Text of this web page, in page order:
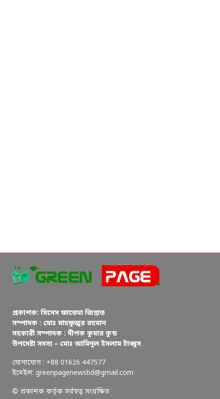
প্রকাশক: মিসেস ফাতেমা জিন্নাত
সম্পাদক : মোঃ মাহফুজুর রহমান
সহকারী সম্পাদক : দীপক কুমার কুন্ড
উপদেষ্টা সদস্য – মোঃ আমিনুল ইসলাম টাব্বুস
যোগাযোগ : +88 01626 447577
ইমেইল: greenpagenewsbd@gmail.com
© প্রকাশক কর্তৃক সর্বস্বত্ব সংরক্ষিত